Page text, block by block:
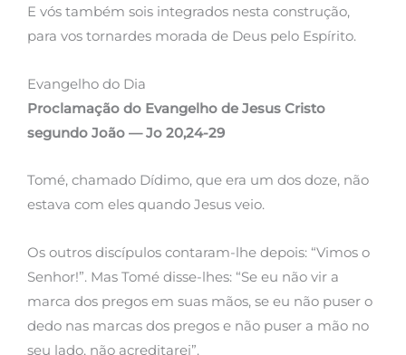
E vós também sois integrados nesta construção,
para vos tornardes morada de Deus pelo Espírito.
Evangelho do Dia
Proclamação do Evangelho de Jesus Cristo
segundo João — Jo 20,24-29
Tomé, chamado Dídimo, que era um dos doze, não
estava com eles quando Jesus veio.
Os outros discípulos contaram-lhe depois: “Vimos o
Senhor!”. Mas Tomé disse-lhes: “Se eu não vir a
marca dos pregos em suas mãos, se eu não puser o
dedo nas marcas dos pregos e não puser a mão no
seu lado, não acreditarei”.